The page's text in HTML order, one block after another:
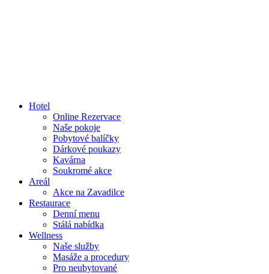
Hotel
Online Rezervace
Naše pokoje
Pobytové balíčky
Dárkové poukazy
Kavárna
Soukromé akce
Areál
Akce na Zavadilce
Restaurace
Denní menu
Stálá nabídka
Wellness
Naše služby
Masáže a procedury
Pro neubytované